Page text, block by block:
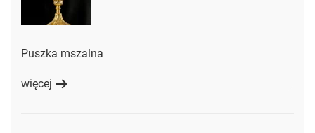
Puszka mszalna
więcej